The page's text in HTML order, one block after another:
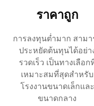
ราคาถูก
การลงทุนต่ำมาก สามา
ประหยัดต้นทุนได้อย่า
รวดเร็ว เป็นทางเลือก
เหมาะสมที่สุดสำหรับ
โรงงานขนาดเล็กและ
ขนาดกลาง